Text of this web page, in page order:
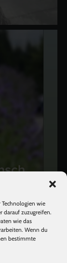
wie
darauf zuzugreifen.
wie das
Wenn du
bestimmte